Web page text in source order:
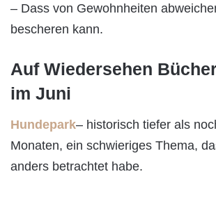
– Dass von Gewohnheiten
bescheren kann.
Auf Wiedersehen
im Juni
Hundepark– historisch tiefer als
Monaten, ein schwieriges Thema,
anders betrachtet habe.